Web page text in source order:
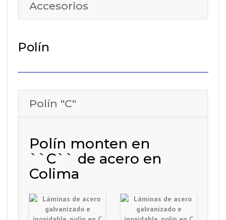
Accesorios
Polín
Polín "C"
Polín monten en
``C`` de acero en
Colima